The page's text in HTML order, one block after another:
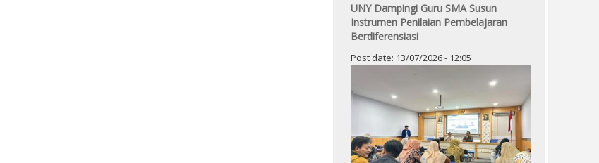
UNY Dampingi Guru SMA Susun
Instrumen Penilaian Pembelajaran
Berdiferensiasi
Post date: 13/07/2026 - 12:05